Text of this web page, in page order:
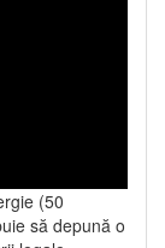
(50
să depună o